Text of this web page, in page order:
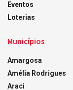
Eventos
Loterias
Municípios
Amargosa
Amélia Rodrigues
Araci